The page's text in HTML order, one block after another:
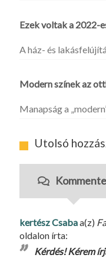
Ezek voltak a 2022-
A ház- és
Modern színek az
Manapság a
Utolsó
kertész Csabaa(z)
oldalon írta:
Kérdés! Kérem